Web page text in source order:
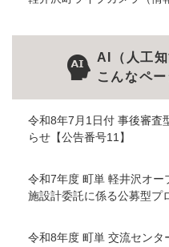
AI（人工
こんなペ
令和8年7月1日付 事後審査
らせ【公告番号11】
令和7年度 町単 軽井沢オ
施設計委託に係る公募型プ
令和8年度 町単 交流セン